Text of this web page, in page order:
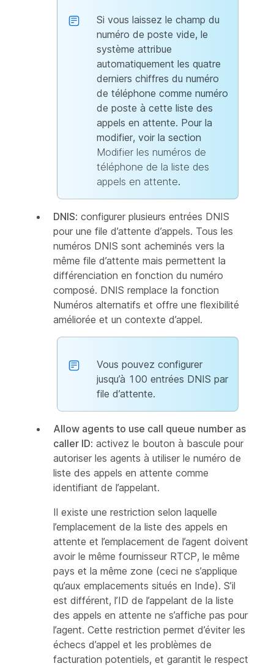
Si vous laissez le champ du
numéro de poste vide, le
système attribue
automatiquement les quatre
derniers chiffres du numéro
de téléphone comme numéro
de poste à cette liste des
appels en attente. Pour la
modifier, voir la section
Modifier les numéros de
téléphone de la liste des
appels en attente.
DNIS: configurer plusieurs entrées DNIS
pour une file d’attente d’appels. Tous les
numéros DNIS sont acheminés vers la
même file d’attente mais permettent la
différenciation en fonction du numéro
composé. DNIS remplace la fonction
Numéros alternatifs et offre une flexibilité
améliorée et un contexte d’appel.
Vous pouvez configurer
jusqu’à 100 entrées DNIS par
file d’attente.
Allow agents to use call queue number as
caller ID: activez le bouton à bascule pour
autoriser les agents à utiliser le numéro de
liste des appels en attente comme
identifiant de l’appelant.
Il existe une restriction selon laquelle
l’emplacement de la liste des appels en
attente et l’emplacement de l’agent doivent
avoir le même fournisseur RTCP, le même
pays et la même zone (ceci ne s’applique
qu’aux emplacements situés en Inde). S’il
est différent, l’ID de l’appelant de la liste
des appels en attente ne s’affiche pas pour
l’agent. Cette restriction permet d’éviter les
échecs d’appel et les problèmes de
facturation potentiels, et garantit le respect